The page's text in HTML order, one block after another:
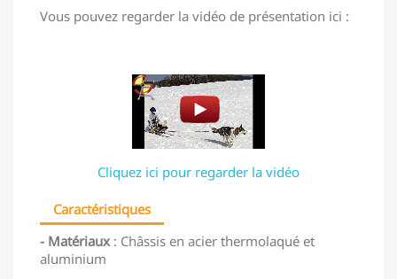
Vous pouvez regarder la vidéo de présentation ici :
Cliquez ici pour regarder la vidéo
Caractéristiques
- Matériaux: Châssis en acier thermolaqué et
aluminium